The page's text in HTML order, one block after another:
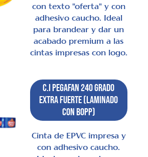
con texto "oferta" y con
adhesivo caucho. Ideal
para brandear y dar un
acabado premium a las
cintas impresas con logo.
C.I Pegafan 240 Grado
Extra Fuerte (laminado
con BOPP)
Cinta de EPVC impresa y
con adhesivo caucho.